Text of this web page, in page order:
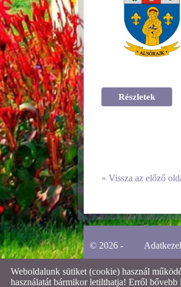
Részletek
« Vissza az előző
© 2026 -
Weboldalunk sütiket (cookie) használ
használatát bármikor letilthatja! Erről